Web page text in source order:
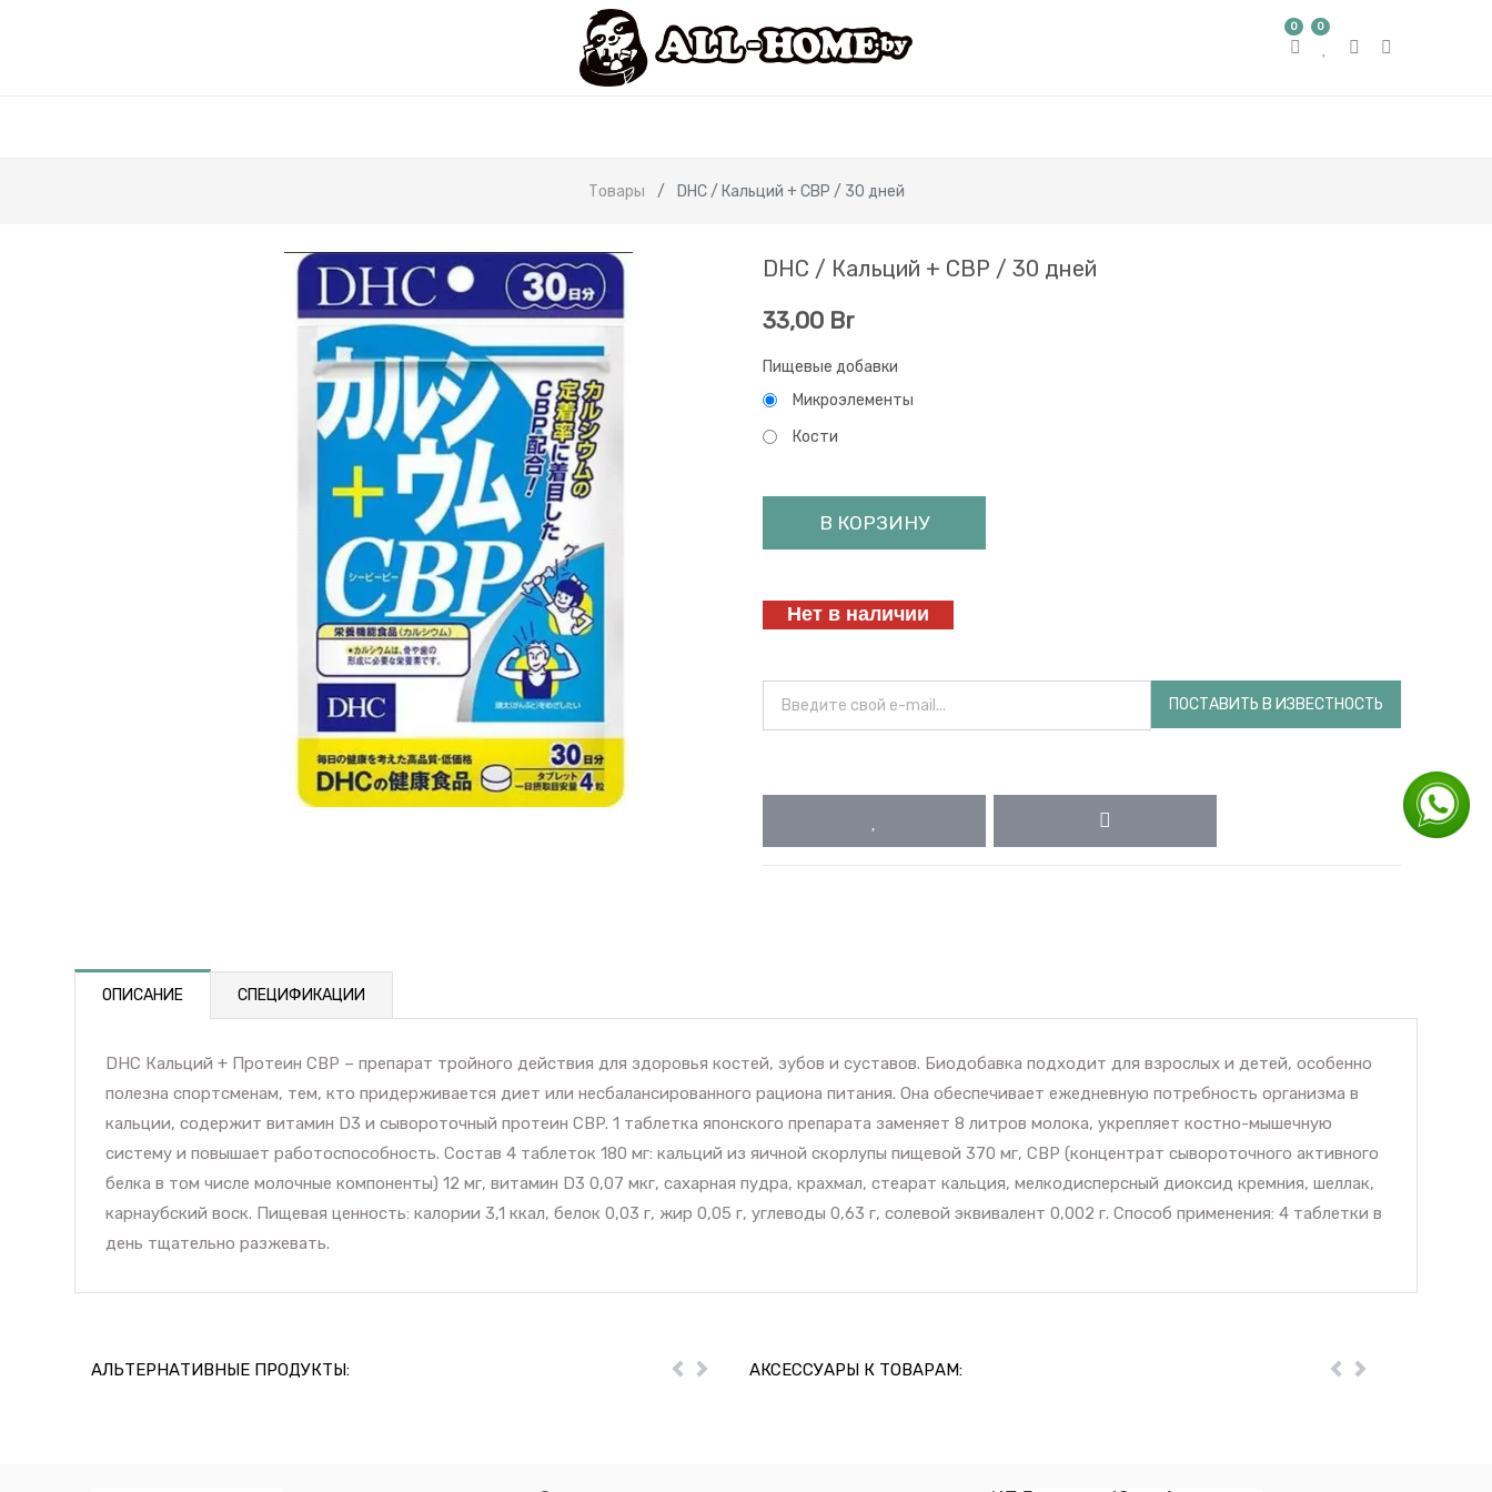
0 0
Товары DHC / Кальций + CBP / 30 дней
DHC / Кальций + CBP / 30 дней
33,00 Br
Пищевые добавки
Микроэлементы
Кости
В КОРЗИНУ
Нет в наличии
ПОСТАВИТЬ В ИЗВЕСТНОСТЬ
ОПИСАНИЕ СПЕЦИФИКАЦИИ
DHC Кальций + Протеин CBP – препарат тройного действия для здоровья костей, зубов и суставов. Биодобавка подходит для взрослых и детей, особенно
полезна спортсменам, тем, кто придерживается диет или несбалансированного рациона питания. Она обеспечивает ежедневную потребность организма в
кальции, содержит витамин D3 и сывороточный протеин CBP. 1 таблетка японского препарата заменяет 8 литров молока, укрепляет костно-мышечную
систему и повышает работоспособность. Состав 4 таблеток 180 мг: кальций из яичной скорлупы пищевой 370 мг, CBP (концентрат сывороточного активного
белка в том числе молочные компоненты) 12 мг, витамин D3 0,07 мкг, сахарная пудра, крахмал, стеарат кальция, мелкодисперсный диоксид кремния, шеллак,
карнаубский воск. Пищевая ценность: калории 3,1 ккал, белок 0,03 г, жир 0,05 г, углеводы 0,63 г, солевой эквивалент 0,002 г. Способ применения: 4 таблетки в
день тщательно разжевать.
АЛЬТЕРНАТИВНЫЕ ПРОДУКТЫ: ПредДалее АКСЕССУАРЫ К ТОВАРАМ: ПредДалее